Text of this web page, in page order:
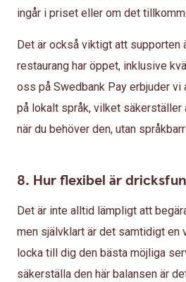
ingår i priset eller om det
Det är också viktigt att supporten
restaurang har öppet, inklusive
oss på Swedbank Pay erbjuder
på lokalt språk, vilket säkerställer
när du behöver den, utan
8. Hur flexibel är
Det är inte alltid lämpligt att
men självklart är det samtidigt en
locka till dig den bästa möjliga
säkerställa den här balansen är